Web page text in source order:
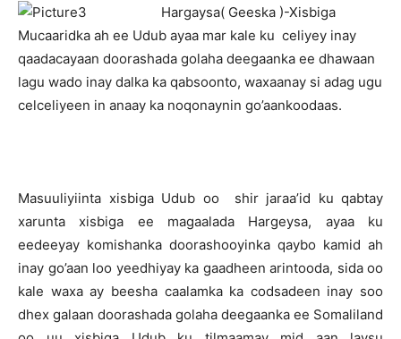
Hargaysa( Geeska )-Xisbiga
Mucaaridka ah ee Udub ayaa mar kale ku celiyey inay
qaadacayaan doorashada golaha deegaanka ee dhawaan
lagu wado inay dalka ka qabsoonto, waxaanay si adag ugu
celceliyeen in anaay ka noqonaynin go’aankoodaas.
Masuuliyiinta xisbiga Udub oo shir jaraa’id ku qabtay
xarunta xisbiga ee magaalada Hargeysa, ayaa ku
eedeeyay komishanka doorashooyinka qaybo kamid ah
inay go’aan loo yeedhiyay ka gaadheen arintooda, sida oo
kale waxa ay beesha caalamka ka codsadeen inay soo
dhex galaan doorashada golaha deegaanka ee Somaliland